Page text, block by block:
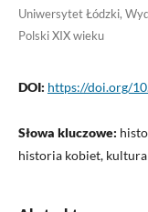
Uniwersytet Łódzki,
Polski XIX wieku
DOI: https://doi.org/
Słowa kluczowe:
historia kobiet,